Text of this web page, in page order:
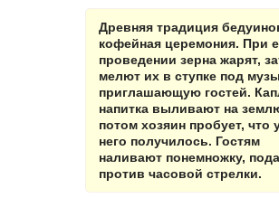
Древняя традиция
кофейная церемония. При
проведении зерна жарят,
мелют их в ступке под
приглашающую гостей.
напитка выливают на
потом хозяин пробует, что
него получилось. Гостям
наливают понемножку,
против часовой стрелки.